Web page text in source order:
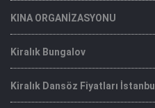
KINA ORGANİZASYONU
Kiralık Bungalov
Kiralık Dansöz Fiyatları İstanbul